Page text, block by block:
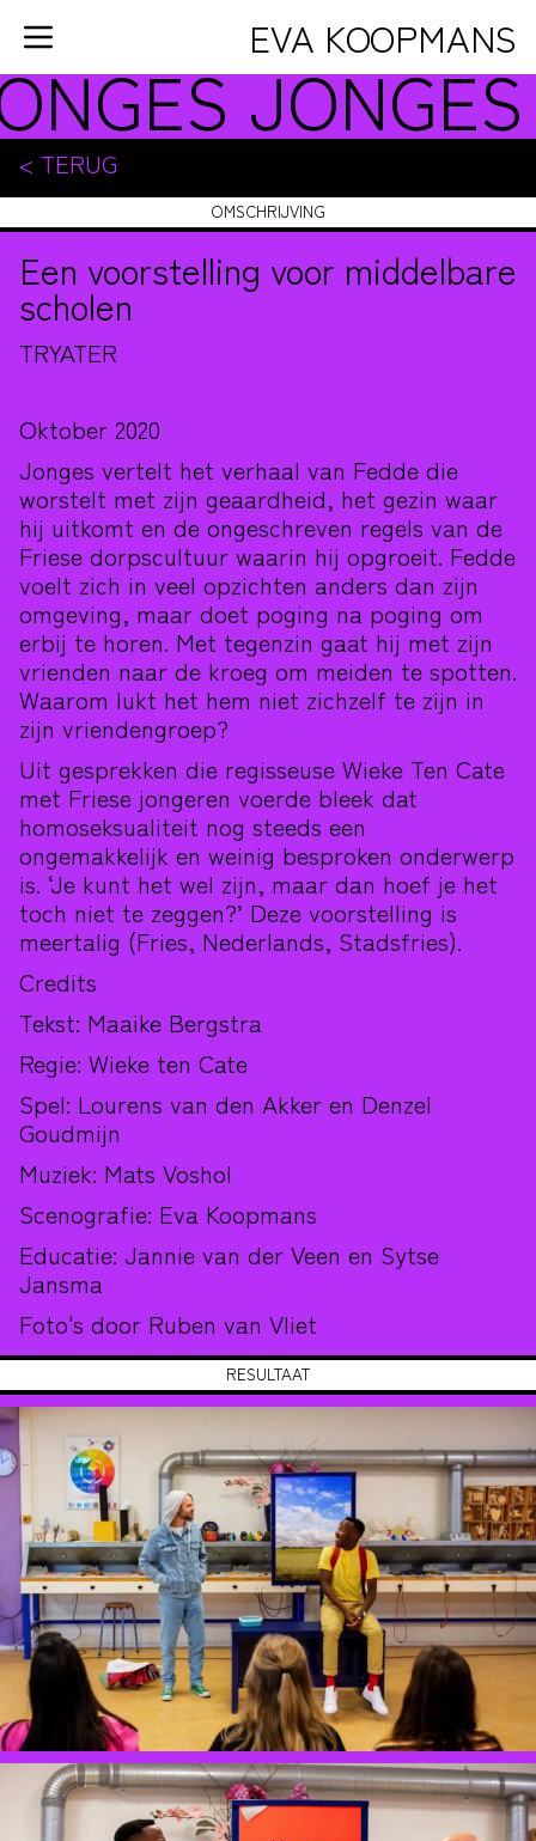
Ga naar de inhoud
EVA KOOPMANS
HOME
PORTFOLIO
RELATIONELE KUNST
VORMGEVING
STICHTING WANDELENDE
DUINEN
AGENDA
INFO
< TERUG
OMSCHRIJVING
Een voorstelling voor middelbare
scholen
TRYATER
Oktober 2020
Jonges vertelt het verhaal van Fedde die
worstelt met zijn geaardheid, het gezin waar
hij uitkomt en de ongeschreven regels van de
Friese dorpscultuur waarin hij opgroeit. Fedde
voelt zich in veel opzichten anders dan zijn
omgeving, maar doet poging na poging om
erbij te horen. Met tegenzin gaat hij met zijn
vrienden naar de kroeg om meiden te spotten.
Waarom lukt het hem niet zichzelf te zijn in
zijn vriendengroep?
Uit gesprekken die regisseuse Wieke Ten Cate
met Friese jongeren voerde bleek dat
homoseksualiteit nog steeds een
ongemakkelijk en weinig besproken onderwerp
is. ‘Je kunt het wel zijn, maar dan hoef je het
toch niet te zeggen?’ Deze voorstelling is
meertalig (Fries, Nederlands, Stadsfries).
Credits
Tekst: Maaike Bergstra
Regie: Wieke ten Cate
Spel: Lourens van den Akker en Denzel
Goudmijn
Muziek: Mats Voshol
Scenografie: Eva Koopmans
Educatie: Jannie van der Veen en Sytse
Jansma
Foto's door Ruben van Vliet
RESULTAAT